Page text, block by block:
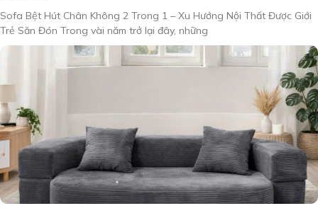
Sofa Bệt Hút Chân Không 2 Trong 1 – Xu Hướng Nội Thất Được Giới
Trẻ Săn Đón Trong vài năm trở lại đây, những